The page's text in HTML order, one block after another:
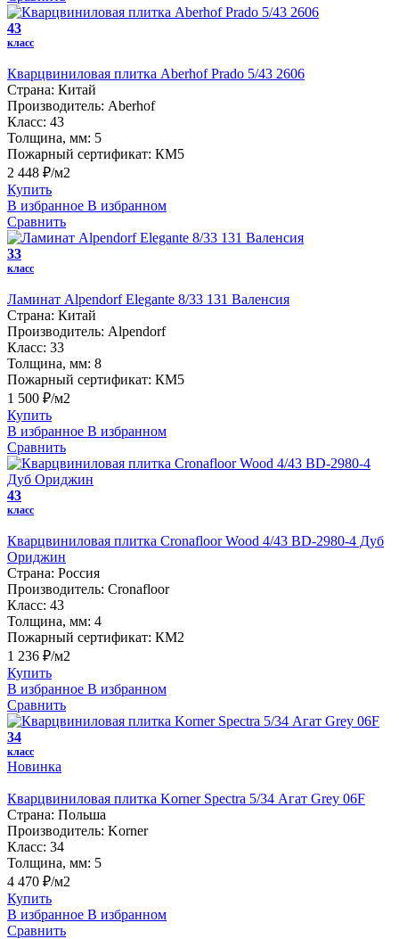
43
класс
Кварцвиниловая плитка Aberhof Prado 5/43 2606
Страна: Китай
Производитель: Aberhof
Класс: 43
Толщина, мм: 5
Пожарный сертификат: КМ5
2 448 ₽/м2
Купить
В избранное В избранном
Сравнить
33
класс
Ламинат Alpendorf Elegante 8/33 131 Валенсия
Страна: Китай
Производитель: Alpendorf
Класс: 33
Толщина, мм: 8
Пожарный сертификат: КМ5
1 500 ₽/м2
Купить
В избранное В избранном
Сравнить
43
класс
Кварцвиниловая плитка Cronafloor Wood 4/43 BD-2980-4 Дуб
Ориджин
Страна: Россия
Производитель: Cronafloor
Класс: 43
Толщина, мм: 4
Пожарный сертификат: КМ2
1 236 ₽/м2
Купить
В избранное В избранном
Сравнить
34
класс
Новинка
Кварцвиниловая плитка Korner Spectra 5/34 Агат Grey 06F
Страна: Польша
Производитель: Korner
Класс: 34
Толщина, мм: 5
4 470 ₽/м2
Купить
В избранное В избранном
Сравнить